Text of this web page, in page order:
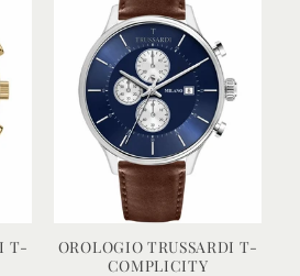
T-
OROLOGIO TRUSSARDI T-
COMPLICITY